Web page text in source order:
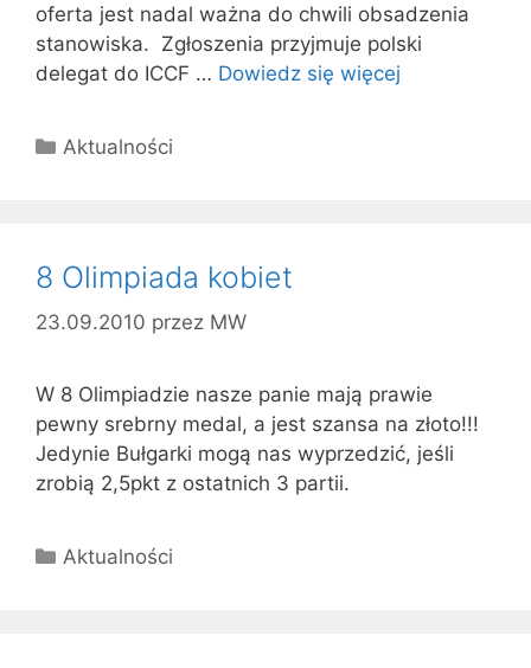
oferta jest nadal ważna do chwili obsadzenia
stanowiska. Zgłoszenia przyjmuje polski
delegat do ICCF … Dowiedz się więcej
Kategorie
Aktualności
8 Olimpiada kobiet
23.09.2010 przez MW
W 8 Olimpiadzie nasze panie mają prawie
pewny srebrny medal, a jest szansa na złoto!!!
Jedynie Bułgarki mogą nas wyprzedzić, jeśli
zrobią 2,5pkt z ostatnich 3 partii.
Kategorie
Aktualności